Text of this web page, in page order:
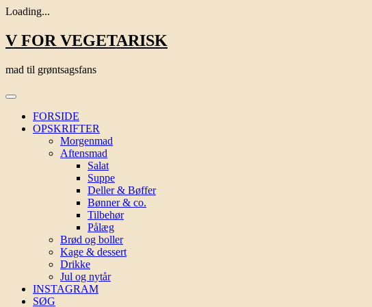
Loading...
Skip
to
V FOR VEGETARISK
mad til grøntsagsfans
FORSIDE
OPSKRIFTER
Morgenmad
Aftensmad
Salat
Suppe
Deller & Bøffer
Bønner & co.
Tilbehør
Pålæg
Brød og boller
Kage & dessert
Drikke
Jul og nytår
INSTAGRAM
SØG